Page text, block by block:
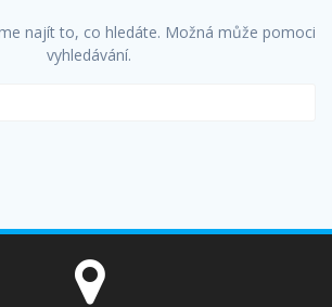
najít to, co hledáte. Možná může pomoci
vyhledávání.